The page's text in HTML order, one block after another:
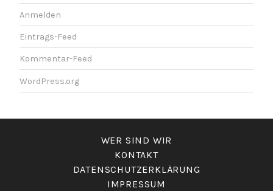
Anmelden
Eintrags-Feed
Kommentar-Feed
WordPress.org
WER SIND WIR
KONTAKT
DATENSCHUTZERKLÄRUNG
IMPRESSUM